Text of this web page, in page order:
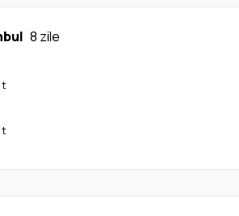
8 zile